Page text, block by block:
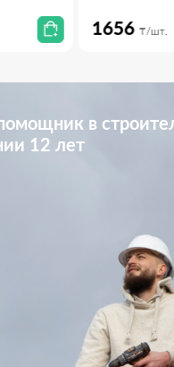
1656₸/шт.
в
12 лет